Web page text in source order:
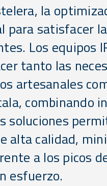
la
para satisfacer
Los equipos
tanto las
artesanales
combinando
soluciones
alta calidad,
a los picos
esfuerzo.